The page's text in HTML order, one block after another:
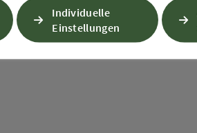
Individuelle
Einstellungen